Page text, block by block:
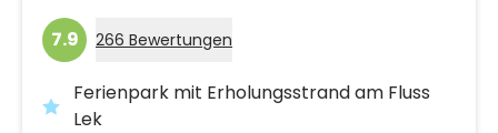
7.9 266 Bewertungen
Ferienpark mit Erholungsstrand am Fluss
Lek